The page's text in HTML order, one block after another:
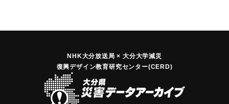
NHK大分放送局 × 大分大学減災
復興デザイン教育研究センター(CERD)